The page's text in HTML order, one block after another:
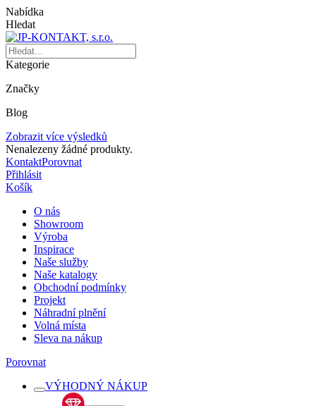
Nabídka
Hledat
Kategorie
Značky
Blog
Zobrazit více výsledků
Nenalezeny žádné produkty.
KontaktPorovnat
Přihlásit
Košík
O nás
Showroom
Výroba
Inspirace
Naše služby
Naše katalogy
Obchodní podmínky
Projekt
Náhradní plnění
Volná místa
Sleva na nákup
Porovnat
VÝHODNÝ NÁKUP